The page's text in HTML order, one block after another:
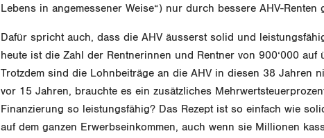
Lebens in angemessener Weise“) nur durch bessere AHV-Renten
Dafür spricht auch, dass die AHV äusserst solid und
heute ist die Zahl der Rentnerinnen und Rentner von 900‘000
Trotzdem sind die Lohnbeiträge an die AHV in diesen 38 Jahren
vor 15 Jahren, brauchte es ein zusätzliches
Finanzierung so leistungsfähig? Das Rezept ist so einfach wie
auf dem ganzen Erwerbseinkommen, auch wenn sie Millionen